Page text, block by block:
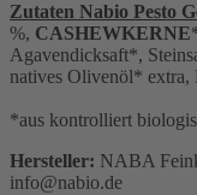
Zutaten Nabio Pesto
%, CASHEWKERNE
Agavendicksaft*,
natives Olivenöl*
*aus kontrolliert
Hersteller: NABA
info@nabio.de